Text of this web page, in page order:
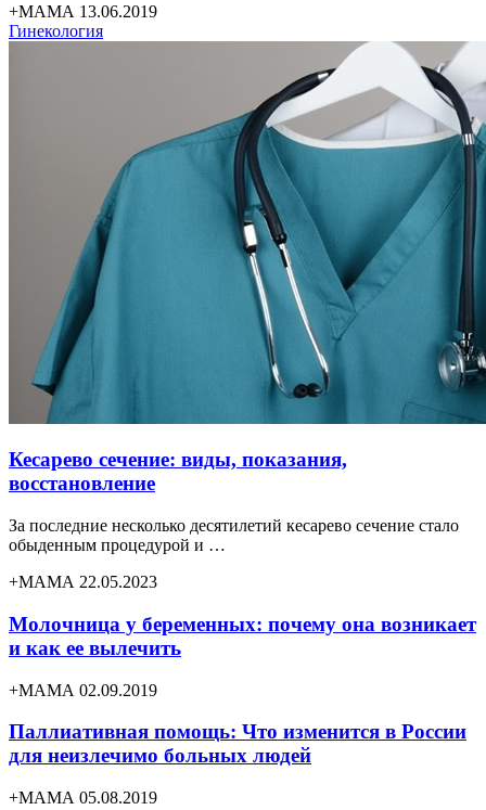
+МАМА 13.06.2019
Гинекология
Кесарево сечение: виды, показания,
восстановление
За последние несколько десятилетий кесарево сечение стало
обыденным процедурой и …
+МАМА 22.05.2023
Молочница у беременных: почему она возникает
и как ее вылечить
+МАМА 02.09.2019
Паллиативная помощь: Что изменится в России
для неизлечимо больных людей
+МАМА 05.08.2019